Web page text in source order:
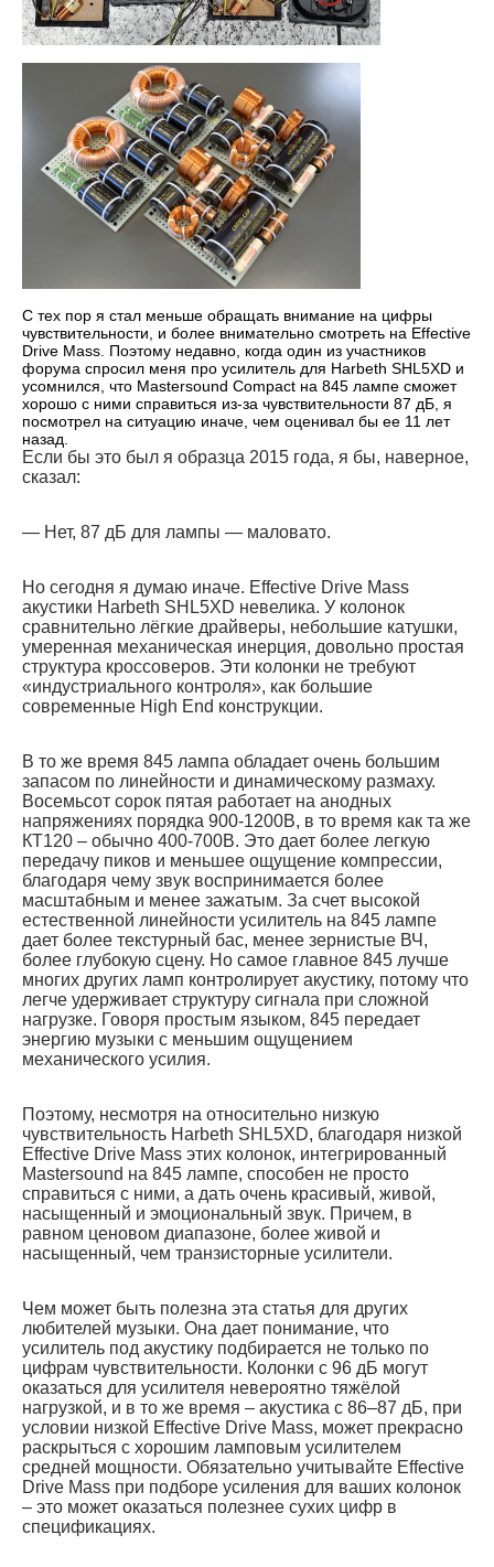
С тех пор я стал меньше обращать внимание на цифры
чувствительности, и более внимательно смотреть на Effective
Drive Mass. Поэтому недавно, когда один из участников
форума спросил меня про усилитель для Harbeth SHL5XD и
усомнился, что Mastersound Compact на 845 лампе сможет
хорошо с ними справиться из-за чувствительности 87 дБ, я
посмотрел на ситуацию иначе, чем оценивал бы ее 11 лет
назад.
Если бы это был я образца 2015 года, я бы, наверное,
сказал:
— Нет, 87 дБ для лампы — маловато.
Но сегодня я думаю иначе. Effective Drive Mass
акустики Harbeth SHL5XD невелика. У колонок
сравнительно лёгкие драйверы, небольшие катушки,
умеренная механическая инерция, довольно простая
структура кроссоверов. Эти колонки не требуют
«индустриального контроля», как большие
современные High End конструкции.
В то же время 845 лампа обладает очень большим
запасом по линейности и динамическому размаху.
Восемьсот сорок пятая работает на анодных
напряжениях порядка 900-1200В, в то время как та же
КТ120 – обычно 400-700В. Это дает более легкую
передачу пиков и меньшее ощущение компрессии,
благодаря чему звук воспринимается более
масштабным и менее зажатым. За счет высокой
естественной линейности усилитель на 845 лампе
дает более текстурный бас, менее зернистые ВЧ,
более глубокую сцену. Но самое главное 845 лучше
многих других ламп контролирует акустику, потому что
легче удерживает структуру сигнала при сложной
нагрузке. Говоря простым языком, 845 передает
энергию музыки с меньшим ощущением
механического усилия.
Поэтому, несмотря на относительно низкую
чувствительность Harbeth SHL5XD, благодаря низкой
Effective Drive Mass этих колонок, интегрированный
Mastersound на 845 лампе, способен не просто
справиться с ними, а дать очень красивый, живой,
насыщенный и эмоциональный звук. Причем, в
равном ценовом диапазоне, более живой и
насыщенный, чем транзисторные усилители.
Чем может быть полезна эта статья для других
любителей музыки. Она дает понимание, что
усилитель под акустику подбирается не только по
цифрам чувствительности. Колонки с 96 дБ могут
оказаться для усилителя невероятно тяжёлой
нагрузкой, и в то же время – акустика с 86–87 дБ, при
условии низкой Effective Drive Mass, может прекрасно
раскрыться с хорошим ламповым усилителем
средней мощности. Обязательно учитывайте Effective
Drive Mass при подборе усиления для ваших колонок
– это может оказаться полезнее сухих цифр в
спецификациях.